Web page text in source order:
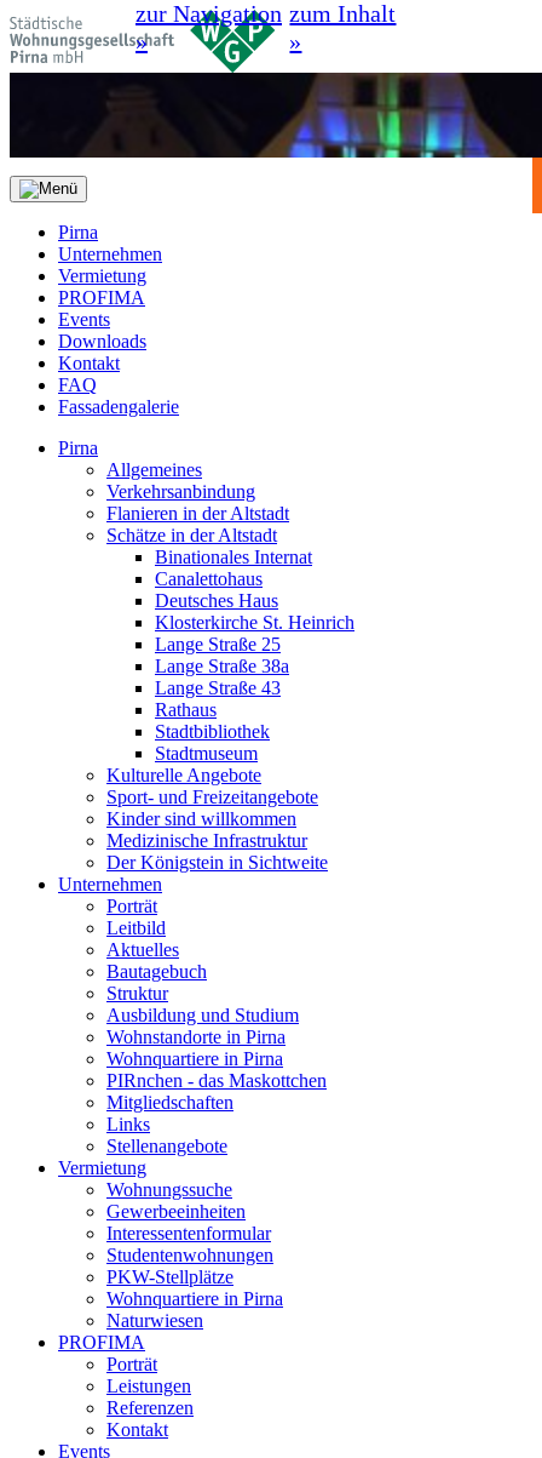
zur Navigation
»
zum Inhalt
»
Pirna
Unternehmen
Vermietung
PROFIMA
Events
Downloads
Kontakt
FAQ
Fassadengalerie
Pirna
Allgemeines
Verkehrsanbindung
Flanieren in der Altstadt
Schätze in der Altstadt
Binationales Internat
Canalettohaus
Deutsches Haus
Klosterkirche St. Heinrich
Lange Straße 25
Lange Straße 38a
Lange Straße 43
Rathaus
Stadtbibliothek
Stadtmuseum
Kulturelle Angebote
Sport- und Freizeitangebote
Kinder sind willkommen
Medizinische Infrastruktur
Der Königstein in Sichtweite
Unternehmen
Porträt
Leitbild
Aktuelles
Bautagebuch
Struktur
Ausbildung und Studium
Wohnstandorte in Pirna
Wohnquartiere in Pirna
PIRnchen - das Maskottchen
Mitgliedschaften
Links
Stellenangebote
Vermietung
Wohnungssuche
Gewerbeeinheiten
Interessentenformular
Studentenwohnungen
PKW-Stellplätze
Wohnquartiere in Pirna
Naturwiesen
PROFIMA
Porträt
Leistungen
Referenzen
Kontakt
Events